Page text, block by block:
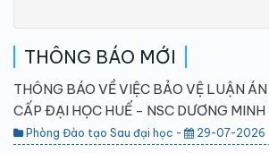
THÔNG BÁO MỚI
THÔNG BÁO VỀ VIỆC BẢO VỆ LUẬN ÁN
CẤP ĐẠI HỌC HUẾ - NSC DƯƠNG MINH
Phòng Đào tạo Sau đại học - 29-07-2026